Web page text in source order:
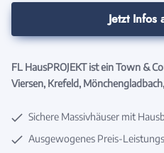
Jetzt Infos
FL HausPROJEKT ist ein Town &
Viersen, Krefeld,
Sichere Massivhäuser mit
Ausgewogenes Preis-